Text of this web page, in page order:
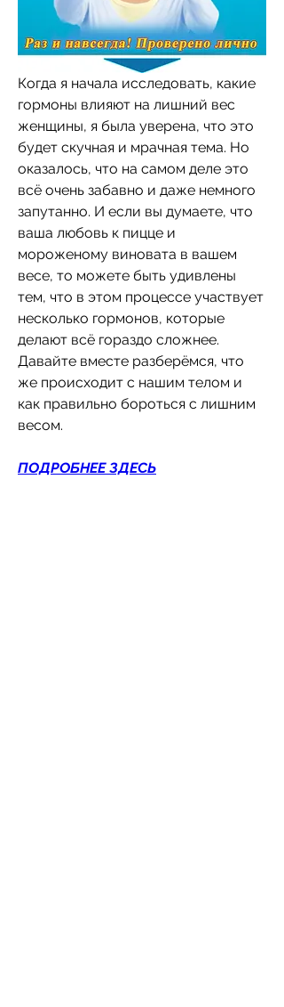
Когда я начала исследовать, какие
гормоны влияют на лишний вес
женщины, я была уверена, что это
будет скучная и мрачная тема. Но
оказалось, что на самом деле это
всё очень забавно и даже немного
запутанно. И если вы думаете, что
ваша любовь к пицце и
мороженому виновата в вашем
весе, то можете быть удивлены
тем, что в этом процессе участвует
несколько гормонов, которые
делают всё гораздо сложнее.
Давайте вместе разберёмся, что
же происходит с нашим телом и
как правильно бороться с лишним
весом.
ПОДРОБНЕЕ ЗДЕСЬ